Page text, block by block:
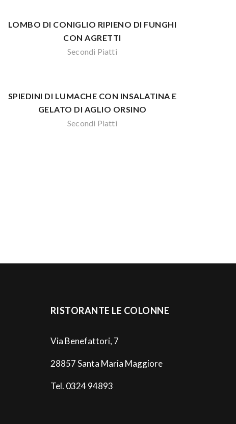
LOMBO DI CONIGLIO RIPIENO DI FUNGHI
CON AGRETTI
Secondi Piatti
SPIEDINI DI LUMACHE CON INSALATINA E
GELATO DI AGLIO ORSINO
Secondi Piatti
RISTORANTE LE COLONNE
Via Benefattori, 7
28857 Santa Maria Maggiore
Tel. 0324 94893